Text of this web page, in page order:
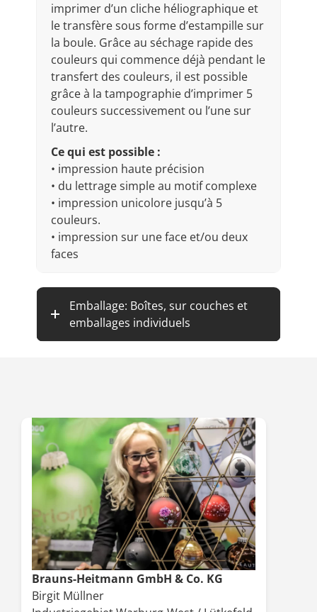
imprimer d’un cliche héliographique et
le transfère sous forme d’estampille sur
la boule. Grâce au séchage rapide des
couleurs qui commence déjà pendant le
transfert des couleurs, il est possible
grâce à la tampographie d’imprimer 5
couleurs successivement ou l’une sur
l’autre.
Ce qui est possible :
• impression haute précision
• du lettrage simple au motif complexe
• impression unicolore jusqu’à 5
couleurs.
• impression sur une face et/ou deux
faces
Emballage: Boîtes, sur couches et
emballages individuels
Brauns-Heitmann GmbH & Co. KG
Birgit Müllner